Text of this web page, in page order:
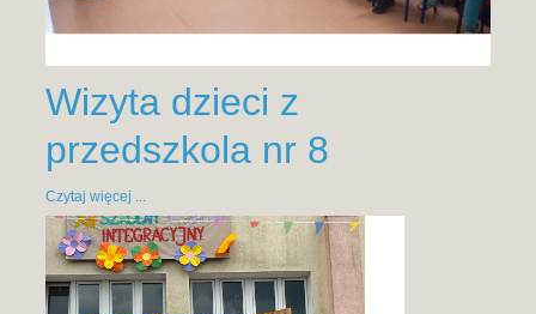
Wizyta dzieci z
przedszkola nr 8
Czytaj więcej ...